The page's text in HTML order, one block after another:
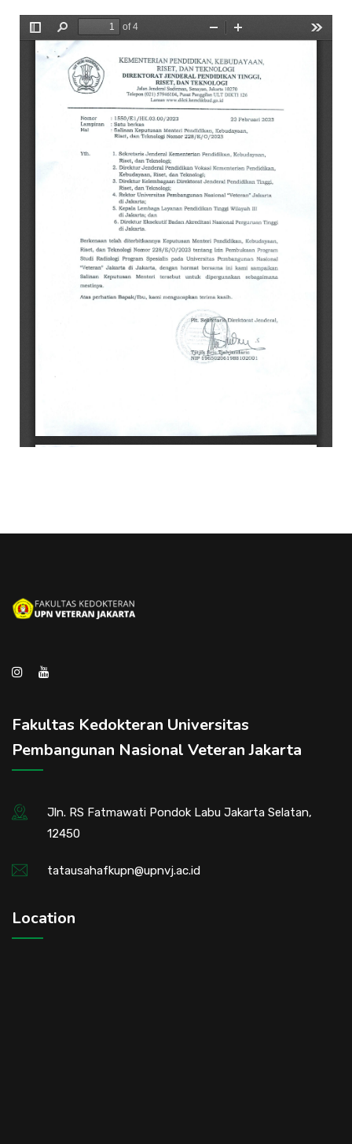
Fakultas Kedokteran Universitas
Pembangunan Nasional Veteran Jakarta
Jln. RS Fatmawati Pondok Labu Jakarta Selatan,
12450
tatausahafkupn@upnvj.ac.id
Location